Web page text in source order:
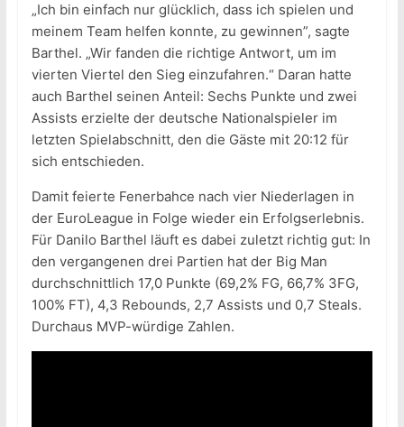
„Ich bin einfach nur glücklich, dass ich spielen und
meinem Team helfen konnte, zu gewinnen”, sagte
Barthel. „Wir fanden die richtige Antwort, um im
vierten Viertel den Sieg einzufahren.“ Daran hatte
auch Barthel seinen Anteil: Sechs Punkte und zwei
Assists erzielte der deutsche Nationalspieler im
letzten Spielabschnitt, den die Gäste mit 20:12 für
sich entschieden.
Damit feierte Fenerbahce nach vier Niederlagen in
der EuroLeague in Folge wieder ein Erfolgserlebnis.
Für Danilo Barthel läuft es dabei zuletzt richtig gut: In
den vergangenen drei Partien hat der Big Man
durchschnittlich 17,0 Punkte (69,2% FG, 66,7% 3FG,
100% FT), 4,3 Rebounds, 2,7 Assists und 0,7 Steals.
Durchaus MVP-würdige Zahlen.